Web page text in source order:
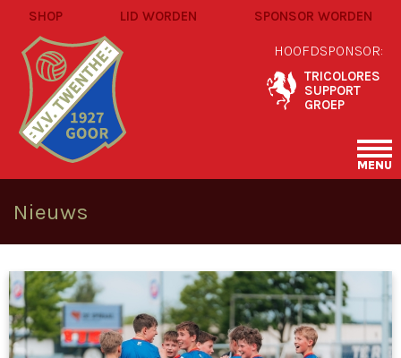
SHOP LID WORDEN SPONSOR WORDEN
HOOFDSPONSOR:
TRICOLORES
SUPPORT
GROEP
MENU
Nieuws